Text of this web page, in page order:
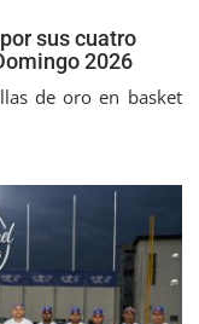
sus cuatro
2026
de oro en basket